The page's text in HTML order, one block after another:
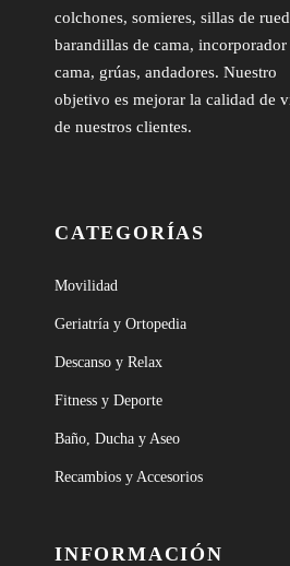
colchones, somieres, sillas de
barandillas de cama, incorporador
cama, grúas, andadores. Nuestro
objetivo es mejorar la calidad de
de nuestros clientes.
CATEGORÍAS
Movilidad
Geriatría y Ortopedia
Descanso y Relax
Fitness y Deporte
Baño, Ducha y Aseo
Recambios y Accesorios
INFORMACIÓN